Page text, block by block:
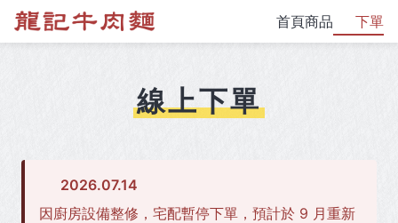
首頁商品 下單
線上下單
2026.07.14
因廚房設備整修，宅配暫停下單，預計於 9 月重新